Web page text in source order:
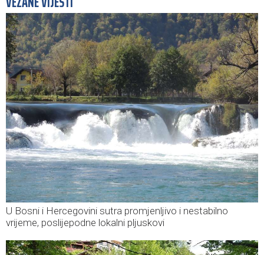
U Bosni i Hercegovini sutra promjenljivo i nestabilno
vrijeme, poslijepodne lokalni pljuskovi